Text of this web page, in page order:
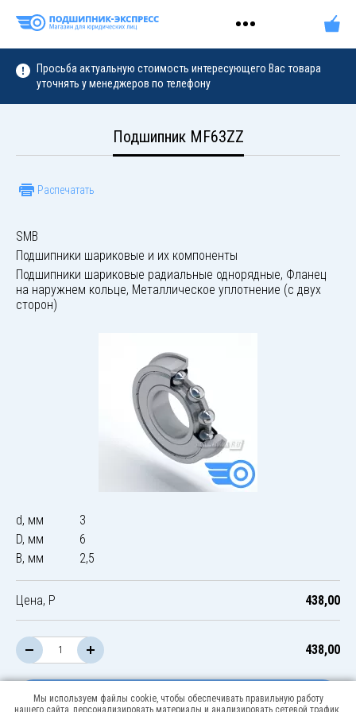
Просьба актуальную стоимость интересующего Вас товара
уточнять у менеджеров по телефону
Подшипник MF63ZZ
Распечатать
SMB
Подшипники шариковые и их компоненты
Подшипники шариковые радиальные однорядные, Фланец
на наружнем кольце, Металлическое уплотнение (с двух
сторон)
d, мм
3
D, мм
6
B, мм
2,5
Цена, Р 438,00
438,00
В корзину
Мы используем файлы cookie, чтобы обеспечивать правильную работу
нашего сайта, персонализировать материалы и анализировать сетевой трафик.